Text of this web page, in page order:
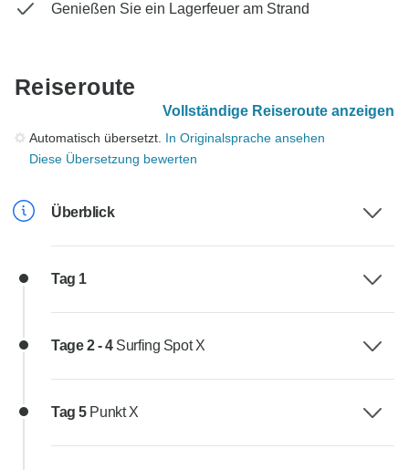
Genießen Sie ein Lagerfeuer am Strand
Reiseroute
Vollständige Reiseroute anzeigen
Automatisch übersetzt. In Originalsprache ansehen
Diese Übersetzung bewerten
Überblick
Tag 1
Tage 2 - 4 Surfing Spot X
Tag 5 Punkt X